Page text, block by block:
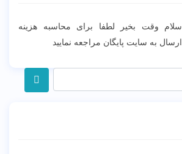
سلام وقت بخیر لطفا برای محاسبه هزینه
ارسال به سایت پایگان مراجعه نمایید